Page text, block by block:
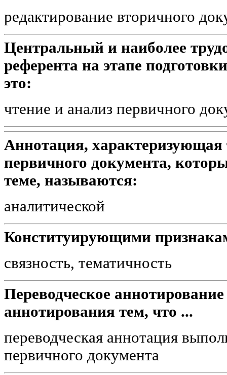
редактирование вторичного
Центральный и наиболее
референта на этапе
это:
чтение и анализ первичного
Аннотация, характеризующая
первичного документа,
теме, называются:
аналитической
Конституирующими
связность, тематичность
Переводческое
аннотирования тем, что ...
переводческая аннотация
первичного документа